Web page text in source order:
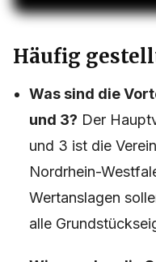
Häufig
Was sind die
und 3? Der
und 3 ist die
Nordrhein-
Wertanslagen
alle